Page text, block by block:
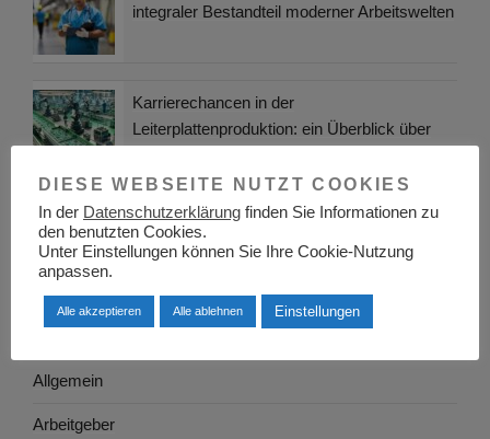
integraler Bestandteil moderner Arbeitswelten
Karrierechancen in der
Leiterplattenproduktion: ein Überblick über
KATEGORIEN
Adressen
Allgemein
Arbeitgeber
DIESE WEBSEITE NUTZT COOKIES
In der Datenschutzerklärung finden Sie Informationen zu
den benutzten Cookies.
Unter Einstellungen können Sie Ihre Cookie-Nutzung
anpassen.
Alle akzeptieren Alle ablehnen Einstellungen